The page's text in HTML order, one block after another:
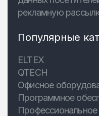
рекламную
Популярные
ELTEX
QTECH
Офисное
Программное